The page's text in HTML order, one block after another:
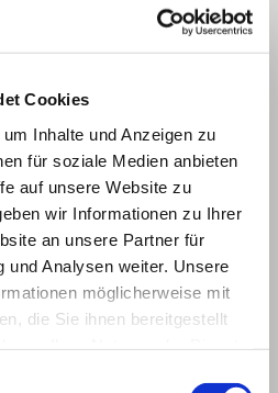
Cookies
Inhalte und Anzeigen zu
für soziale Medien anbieten
auf unsere Website zu
wir Informationen zu Ihrer
an unsere Partner für
und Analysen weiter. Unsere
möglicherweise mit
die Sie ihnen bereitgestellt
Seitengebäudes in einem
Hand über einen Lastenaufzug